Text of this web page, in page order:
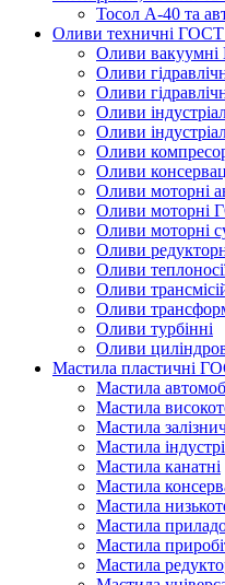
Тосол А-40 та
Оливи техничні
Оливи
Оливи
Оливи
Оливи
Оливи
Оливи
Оливи
Оливи моторні
Оливи моторні
Оливи моторні
Оливи
Оливи
Оливи
Оливи
Оливи турбінні
Оливи
Мастила пластичні
Мастила
Мастила
Мастила
Мастила
Мастила канатні
Мастила
Мастила
Мастила
Мастила
Мастила